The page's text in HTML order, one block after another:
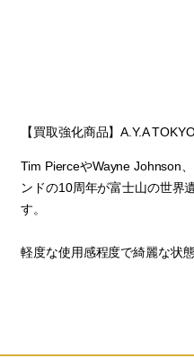
【買取強化商品】A.Y.A
Tim PierceやWayne Johnson
ンドの10周年が富士山の世界
す。
軽度な使用感程度で綺麗な状